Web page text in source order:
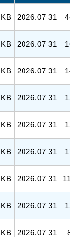
2026.07.31
2026.07.31
2026.07.31
2026.07.31
2026.07.31
2026.07.31
2026.07.31
2026.07.31
2026.07.31